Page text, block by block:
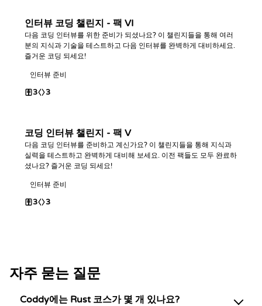
인터뷰 코딩 챌린지 - 팩 VI
다음 코딩 인터뷰를 위한 준비가 되셨나요? 이 챌린지들을 통해 여러
분의 지식과 기술을 테스트하고 다음 인터뷰를 완벽하게 대비하세요.
즐거운 코딩 되세요!
인터뷰 준비
3 3
코딩 인터뷰 챌린지 - 팩 V
다음 코딩 인터뷰를 준비하고 계신가요? 이 챌린지들을 통해 지식과
실력을 테스트하고 완벽하게 대비해 보세요. 이전 팩들도 모두 완료하
셨나요? 즐거운 코딩 되세요!
인터뷰 준비
3 3
자주 묻는 질문
Coddy에는 Rust 코스가 몇 개 있나요?